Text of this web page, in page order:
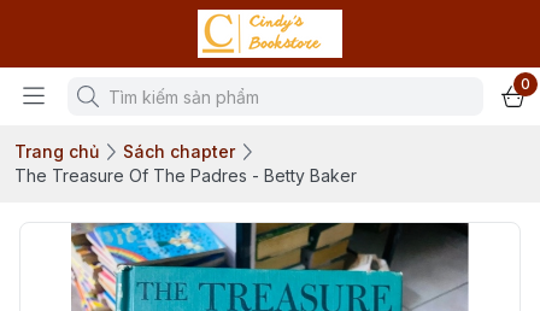
0
Trang chủ
Sách chapter
The Treasure Of The Padres - Betty Baker